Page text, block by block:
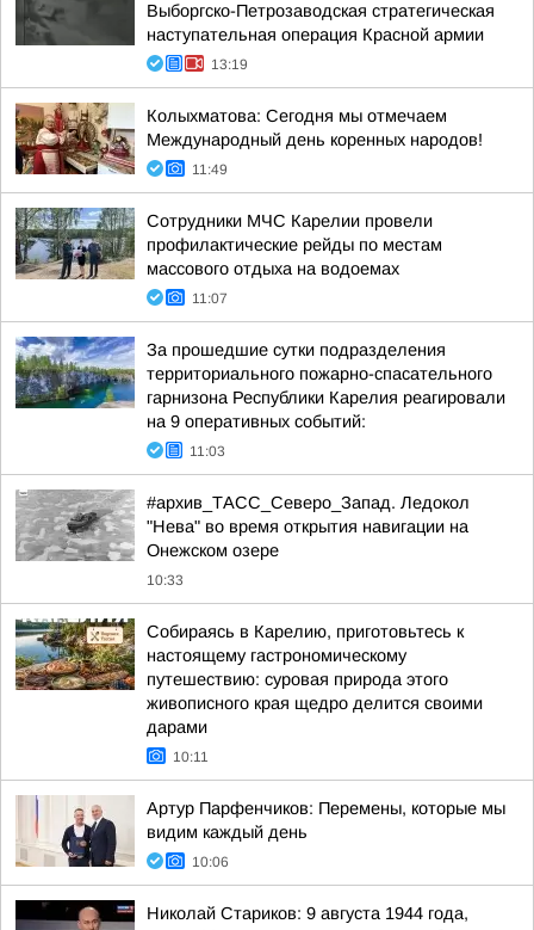
Выборгско-Петрозаводская стратегическая
наступательная операция Красной армии
13:19
Колыхматова: Сегодня мы отмечаем
Международный день коренных народов!
11:49
Сотрудники МЧС Карелии провели
профилактические рейды по местам
массового отдыха на водоемах
11:07
За прошедшие сутки подразделения
территориального пожарно-спасательного
гарнизона Республики Карелия реагировали
на 9 оперативных событий:
11:03
#архив_ТАСС_Северо_Запад. Ледокол
"Нева" во время открытия навигации на
Онежском озере
10:33
Собираясь в Карелию, приготовьтесь к
настоящему гастрономическому
путешествию: суровая природа этого
живописного края щедро делится своими
дарами
10:11
Артур Парфенчиков: Перемены, которые мы
видим каждый день
10:06
Николай Стариков: 9 августа 1944 года,